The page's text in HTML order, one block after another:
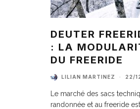
DEUTER
: LA
DU FREERIDE
LILIAN MARTINEZ · 22/
Le marché des sacs
randonnée et au freeride